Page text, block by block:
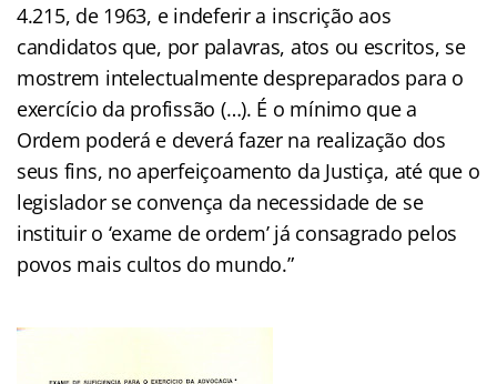
4.215, de 1963, e indeferir a inscrição aos
candidatos que, por palavras, atos ou escritos, se
mostrem intelectualmente despreparados para o
exercício da profissão (…). É o mínimo que a
Ordem poderá e deverá fazer na realização dos
seus fins, no aperfeiçoamento da Justiça, até que o
legislador se convença da necessidade de se
instituir o ‘exame de ordem’ já consagrado pelos
povos mais cultos do mundo.”